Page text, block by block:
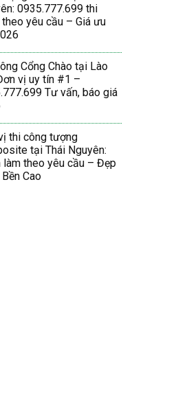
0935.777.699 thi
yêu cầu – Giá ưu
Cổng Chào tại Lào
vị uy tín #1 –
Tư vấn, báo giá
thi công tượng
tại Thái Nguyên:
làm theo yêu cầu – Đẹp
Cao